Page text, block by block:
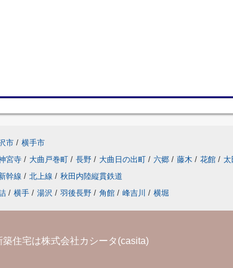
市 / 横手市
宮寺 / 大曲戸巻町 / 長野 / 大曲日の出町 / 六郷 / 藤木 / 花館 / 太
幹線 / 北上線 / 秋田内陸縦貫鉄道
/ 横手 / 湯沢 / 羽後長野 / 角館 / 峰吉川 / 横堀
住宅は株式会社カシータ(casita)